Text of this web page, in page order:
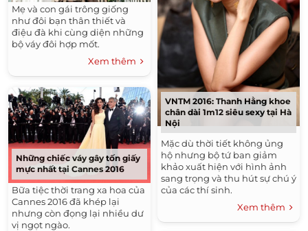
Mẹ và con gái trông giống
như đôi bạn thân thiết và
điệu đà khi cùng diện những
bộ váy đôi hợp mốt.
Xem thêm
Những chiếc váy gây tốn giấy
mực nhất tại Cannes 2016
Bữa tiệc thời trang xa hoa của
Cannes 2016 đã khép lại
nhưng còn đọng lại nhiều dư
vị ngọt ngào.
VNTM 2016: Thanh Hằng khoe
chân dài 1m12 siêu sexy tại Hà
Nội
Mặc dù thời tiết không ủng
hộ nhưng bộ tứ ban giảm
khảo xuất hiện với hình ảnh
sang trọng và thu hút sự chú ý
của các thí sinh.
Xem thêm